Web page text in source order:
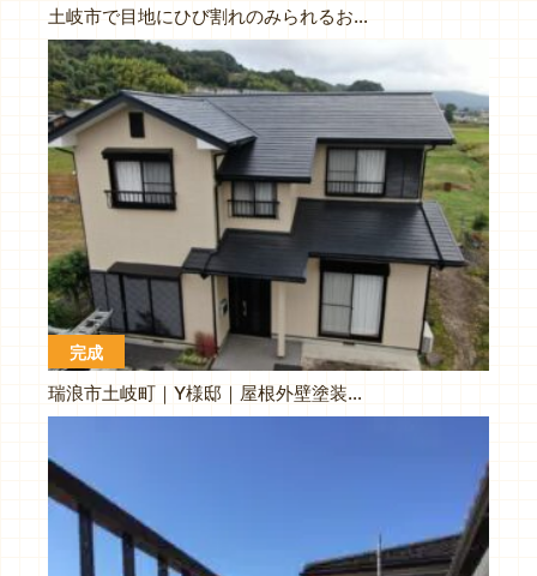
土岐市で目地にひび割れのみられるお家の屋根外壁塗り替え塗装工事です
完成
瑞浪市土岐町｜Y様邸｜屋根外壁塗装工事